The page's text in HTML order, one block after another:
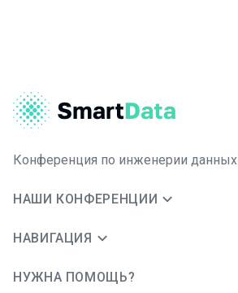
Конференция по инженерии данных
НАШИ КОНФЕРЕНЦИИ
НАВИГАЦИЯ
НУЖНА ПОМОЩЬ?